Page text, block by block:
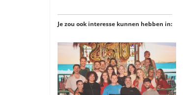
Je zou ook interesse kunnen hebben in: